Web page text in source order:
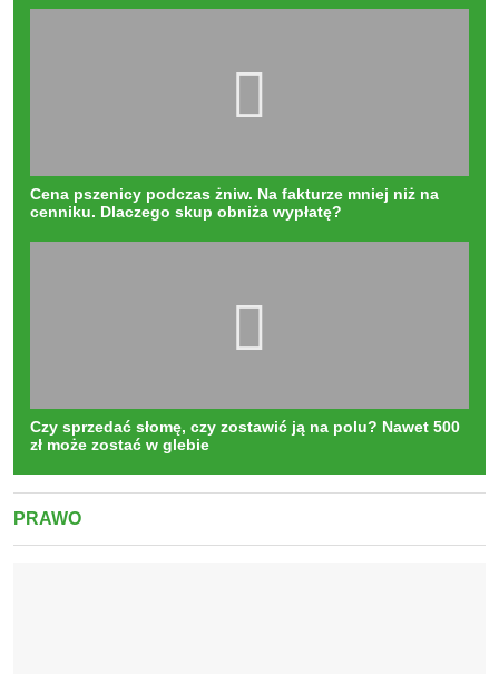
Cena pszenicy podczas żniw. Na fakturze mniej niż na
cenniku. Dlaczego skup obniża wypłatę?
Czy sprzedać słomę, czy zostawić ją na polu? Nawet 500
zł może zostać w glebie
PRAWO